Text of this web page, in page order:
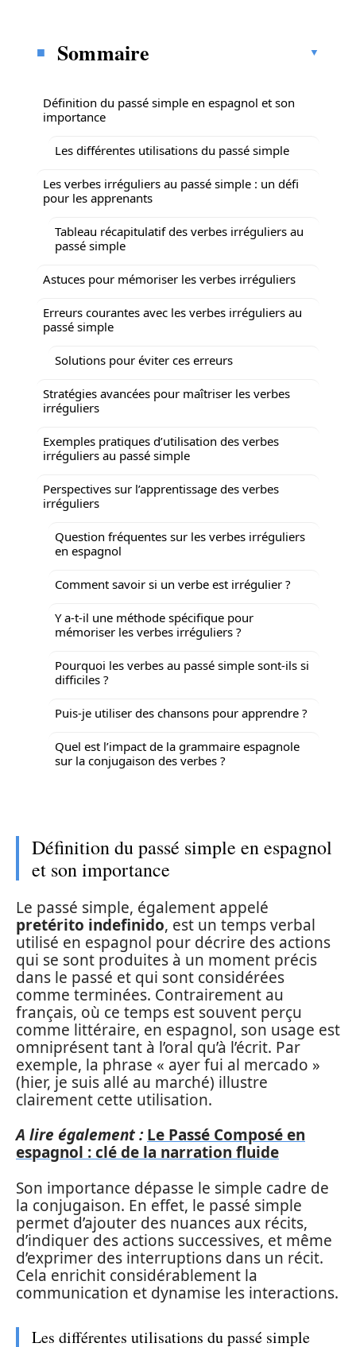
Sommaire
Définition du passé simple en espagnol et son
importance
Les différentes utilisations du passé simple
Les verbes irréguliers au passé simple : un défi
pour les apprenants
Tableau récapitulatif des verbes irréguliers au
passé simple
Astuces pour mémoriser les verbes irréguliers
Erreurs courantes avec les verbes irréguliers au
passé simple
Solutions pour éviter ces erreurs
Stratégies avancées pour maîtriser les verbes
irréguliers
Exemples pratiques d’utilisation des verbes
irréguliers au passé simple
Perspectives sur l’apprentissage des verbes
irréguliers
Question fréquentes sur les verbes irréguliers
en espagnol
Comment savoir si un verbe est irrégulier ?
Y a-t-il une méthode spécifique pour
mémoriser les verbes irréguliers ?
Pourquoi les verbes au passé simple sont-ils si
difficiles ?
Puis-je utiliser des chansons pour apprendre ?
Quel est l’impact de la grammaire espagnole
sur la conjugaison des verbes ?
Définition du passé simple en espagnol
et son importance
Le passé simple, également appelé
pretérito indefinido, est un temps verbal
utilisé en espagnol pour décrire des actions
qui se sont produites à un moment précis
dans le passé et qui sont considérées
comme terminées. Contrairement au
français, où ce temps est souvent perçu
comme littéraire, en espagnol, son usage est
omniprésent tant à l’oral qu’à l’écrit. Par
exemple, la phrase « ayer fui al mercado »
(hier, je suis allé au marché) illustre
clairement cette utilisation.
A lire également : Le Passé Composé en
espagnol : clé de la narration fluide
Son importance dépasse le simple cadre de
la conjugaison. En effet, le passé simple
permet d’ajouter des nuances aux récits,
d’indiquer des actions successives, et même
d’exprimer des interruptions dans un récit.
Cela enrichit considérablement la
communication et dynamise les interactions.
Les différentes utilisations du passé simple